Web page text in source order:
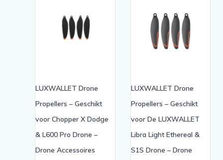
LUXWALLET Drone
Propellers – Geschikt
voor Chopper X Dodge
& L600 Pro Drone –
Drone Accessoires
LUXWALLET Drone
Propellers – Geschikt
voor De LUXWALLET
Libra Light Ethereal &
S1S Drone – Drone